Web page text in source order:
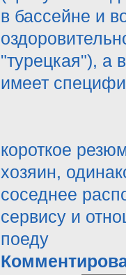
в бассейне и
"турецкая"), а
имеет
короткое
хозяин,
соседнее
сервису и
поеду